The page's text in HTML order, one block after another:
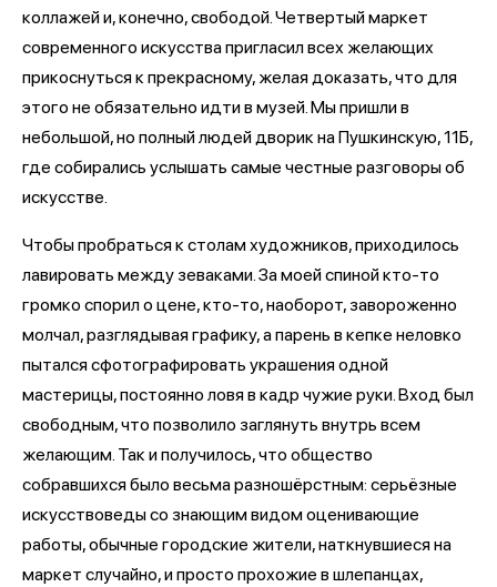
коллажей и, конечно, свободой. Четвертый маркет
современного искусства пригласил всех желающих
прикоснуться к прекрасному, желая доказать, что для
этого не обязательно идти в музей. Мы пришли в
небольшой, но полный людей дворик на Пушкинскую, 11Б,
где собирались услышать самые честные разговоры об
искусстве.
Чтобы пробраться к столам художников, приходилось
лавировать между зеваками. За моей спиной кто-то
громко спорил о цене, кто-то, наоборот, завороженно
молчал, разглядывая графику, а парень в кепке неловко
пытался сфотографировать украшения одной
мастерицы, постоянно ловя в кадр чужие руки. Вход был
свободным, что позволило заглянуть внутрь всем
желающим. Так и получилось, что общество
собравшихся было весьма разношёрстным: серьёзные
искусствоведы со знающим видом оценивающие
работы, обычные городские жители, наткнувшиеся на
маркет случайно, и просто прохожие в шлепанцах,